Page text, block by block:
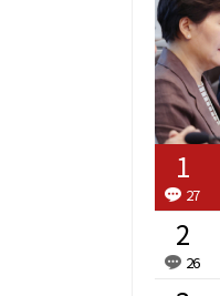
27
26